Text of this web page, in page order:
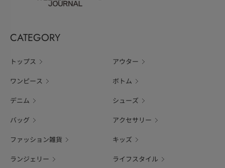
CATEGORY
トップス アウター
ワンピース ボトム
デニム シューズ
バッグ アクセサリー
ファッション雑貨 キッズ
ランジェリー ライフスタイル